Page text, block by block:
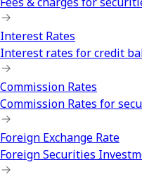
Interest Rates
Interest rates for credit
Commission Rates
Commission Rates for
Foreign Exchange Rate
Foreign Securities